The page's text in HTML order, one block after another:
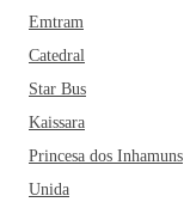
Emtram
Catedral
Star Bus
Kaissara
Princesa dos Inhamuns
Unida